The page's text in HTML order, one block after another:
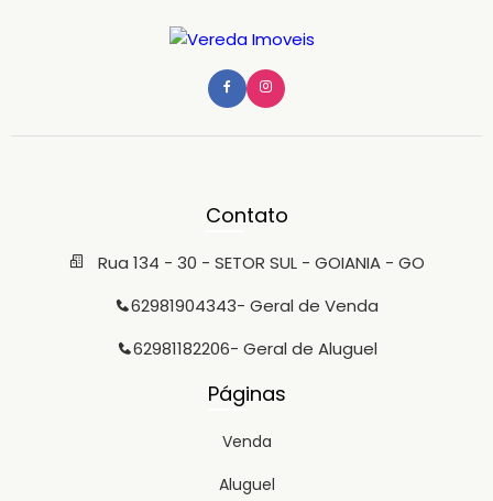
Contato
Rua 134 - 30 - SETOR SUL - GOIANIA - GO
62981904343- Geral de Venda
62981182206- Geral de Aluguel
Páginas
Venda
Aluguel